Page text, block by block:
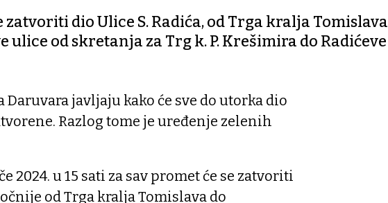
zatvoriti dio Ulice S. Radića, od Trga kralja Tomislava
ulice od skretanja za Trg k. P. Krešimira do Radićeve
Daruvara javljaju kako će sve do utorka dio
Razlog tome je uređenje zelenih
2024. u 15 sati za sav promet će se zatvoriti
od Trga kralja Tomislava do